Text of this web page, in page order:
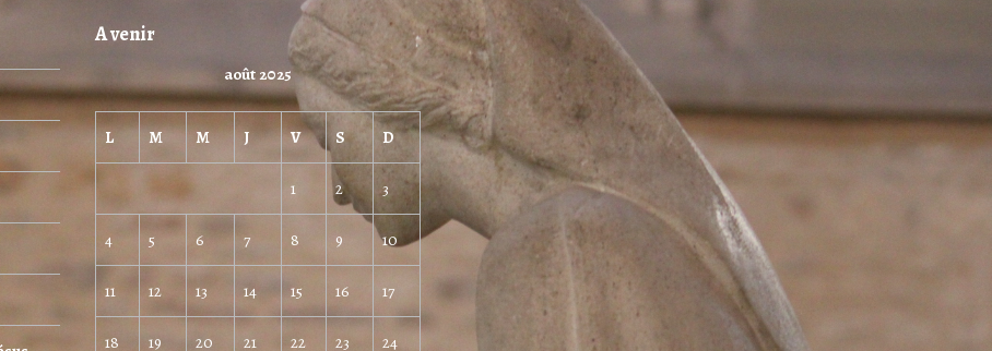
A venir
août 2025
L M M J V S D
1 2 3
4 5 6 7 8 9 10
11 12 13 14 15 16 17
18 19 20 21 22 23 24